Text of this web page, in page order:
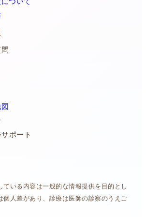
ポート
いる内容は一般的な情報提供を目的とし
個人差があり、診療は医師の診察のうえご